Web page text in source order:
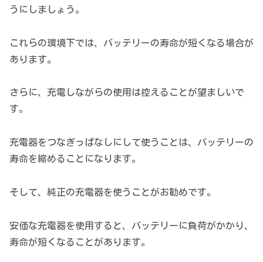
うにしましょう。
これらの環境下では、バッテリーの寿命が短くなる場合が
あります。
さらに、充電しながらの使用は控えることが望ましいで
す。
充電器をつなぎっぱなしにして使うことは、バッテリーの
寿命を縮めることになります。
そして、純正の充電器を使うことがお勧めです。
安価な充電器を使用すると、バッテリーに負荷がかかり、
寿命が短くなることがあります。